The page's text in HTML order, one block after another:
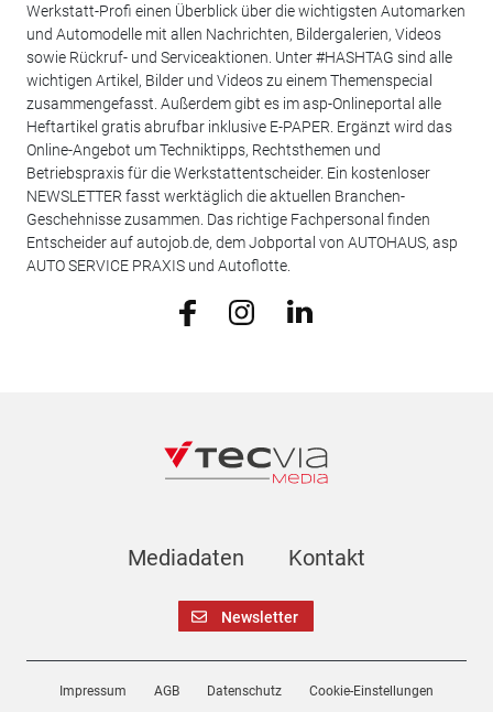
Werkstatt-Profi einen Überblick über die wichtigsten Automarken
und Automodelle mit allen Nachrichten, Bildergalerien, Videos
sowie Rückruf- und Serviceaktionen. Unter #HASHTAG sind alle
wichtigen Artikel, Bilder und Videos zu einem Themenspecial
zusammengefasst. Außerdem gibt es im asp-Onlineportal alle
Heftartikel gratis abrufbar inklusive E-PAPER. Ergänzt wird das
Online-Angebot um Techniktipps, Rechtsthemen und
Betriebspraxis für die Werkstattentscheider. Ein kostenloser
NEWSLETTER fasst werktäglich die aktuellen Branchen-
Geschehnisse zusammen. Das richtige Fachpersonal finden
Entscheider auf autojob.de, dem Jobportal von AUTOHAUS, asp
AUTO SERVICE PRAXIS und Autoflotte.
Mediadaten Kontakt
Newsletter
Impressum AGB Datenschutz Cookie-Einstellungen